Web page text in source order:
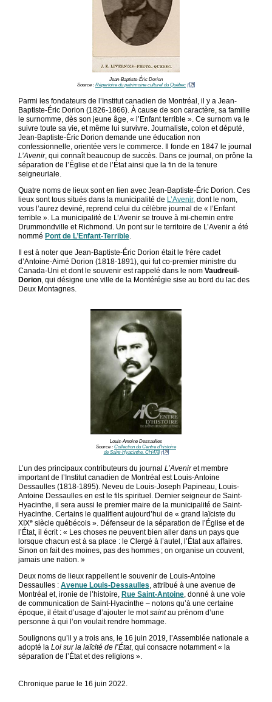
Jean-Baptiste-Éric Dorion
Source : Répertoire du patrimoine culturel du Québec
Parmi les fondateurs de l’Institut canadien de Montréal, il y a Jean-
Baptiste-Éric Dorion (1826-1866). À cause de son caractère, sa famille
le surnomme, dès son jeune âge, « l’Enfant terrible ». Ce surnom va le
suivre toute sa vie, et même lui survivre. Journaliste, colon et député,
Jean-Baptiste-Éric Dorion demande une éducation non
confessionnelle, orientée vers le commerce. Il fonde en 1847 le journal
L’Avenir, qui connaît beaucoup de succès. Dans ce journal, on prône la
séparation de l’Église et de l’État ainsi que la fin de la tenure
seigneuriale.
Quatre noms de lieux sont en lien avec Jean-Baptiste-Éric Dorion. Ces
lieux sont tous situés dans la municipalité de L’Avenir, dont le nom,
vous l’aurez deviné, reprend celui du célèbre journal de « l’Enfant
terrible ». La municipalité de L’Avenir se trouve à mi-chemin entre
Drummondville et Richmond. Un pont sur le territoire de L’Avenir a été
nommé Pont de L’Enfant-Terrible
Il est à noter que Jean-Baptiste-Éric Dorion était le frère cadet
d’Antoine-Aimé Dorion (1818-1891), qui fut co-premier ministre du
Canada-Uni et dont le souvenir est rappelé dans le nom Vaudreuil-
Dorion , qui désigne une ville de la Montérégie sise au bord du lac des
Deux Montagnes.
Louis-Antoine Dessaulles
Source : Collection du Centre d’histoire
de Saint-Hyacinthe, CH478
L’un des principaux contributeurs du journal L’Aveniret membre
important de l’Institut canadien de Montréal est Louis-Antoine
Dessaulles (1818-1895). Neveu de Louis-Joseph Papineau, Louis-
Antoine Dessaulles en est le fils spirituel. Dernier seigneur de Saint-
Hyacinthe, il sera aussi le premier maire de la municipalité de Saint-
Hyacinthe. Certains le qualifient aujourd’hui de « grand laïciste du
XIXe siècle québécois ». Défenseur de la séparation de l’Église et de
l’État, il écrit : « Les choses ne peuvent bien aller dans un pays que
lorsque chacun est à sa place : le Clergé à l’autel, l’État aux affaires.
Sinon on fait des moines, pas des hommes ; on organise un couvent,
jamais une nation. »
Deux noms de lieux rappellent le souvenir de Louis-Antoine
Dessaulles : Avenue Louis-Dessaulles, attribué à une avenue de
Montréal et, ironie de l’histoire, Rue Saint-Antoine, donné à une voie
de communication de Saint-Hyacinthe – notons qu’à une certaine
époque, il était d’usage d’ajouter le motsaintau prénom d’une
personne à qui l’on voulait rendre hommage.
Soulignons qu’il y a trois ans, le 16 juin 2019, l’Assemblée nationale a
adopté la Loi sur la laïcité de l’État, qui consacre notamment « la
séparation de l’État et des religions ».
Chronique parue le 16 juin 2022.